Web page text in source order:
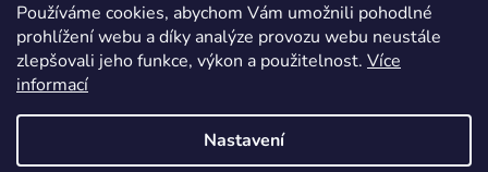
Používáme cookies, abychom Vám umožnili pohodlné
prohlížení webu a díky analýze provozu webu neustále
zlepšovali jeho funkce, výkon a použitelnost. Více
informací
Nastavení
778 011 878